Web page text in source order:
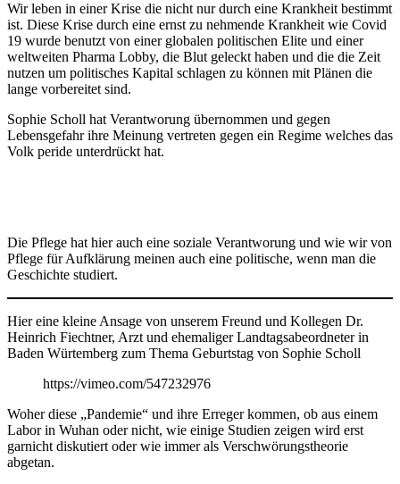
Wir leben in einer Krise die nicht nur durch eine Krankheit bestimmt
ist. Diese Krise durch eine ernst zu nehmende Krankheit wie Covid
19 wurde benutzt von einer globalen politischen Elite und einer
weltweiten Pharma Lobby, die Blut geleckt haben und die die Zeit
nutzen um politisches Kapital schlagen zu können mit Plänen die
lange vorbereitet sind.
Sophie Scholl hat Verantworung übernommen und gegen
Lebensgefahr ihre Meinung vertreten gegen ein Regime welches das
Volk peride unterdrückt hat.
Die Pflege hat hier auch eine soziale Verantworung und wie wir von
Pflege für Aufklärung meinen auch eine politische, wenn man die
Geschichte studiert.
Hier eine kleine Ansage von unserem Freund und Kollegen Dr.
Heinrich Fiechtner, Arzt und ehemaliger Landtagsabeordneter in
Baden Würtemberg zum Thema Geburtstag von Sophie Scholl
https://vimeo.com/547232976
Woher diese „Pandemie“ und ihre Erreger kommen, ob aus einem
Labor in Wuhan oder nicht, wie einige Studien zeigen wird erst
garnicht diskutiert oder wie immer als Verschwörungstheorie
abgetan.